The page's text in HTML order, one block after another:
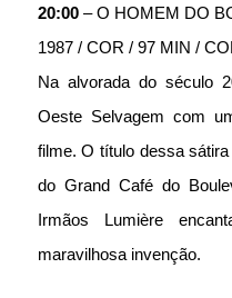
20:00 – O HOMEM DO
1987 / COR / 97 MIN /
Na alvorada do século
Oeste Selvagem com
filme. O título dessa
do Grand Café do
Irmãos Lumière
maravilhosa invenção.